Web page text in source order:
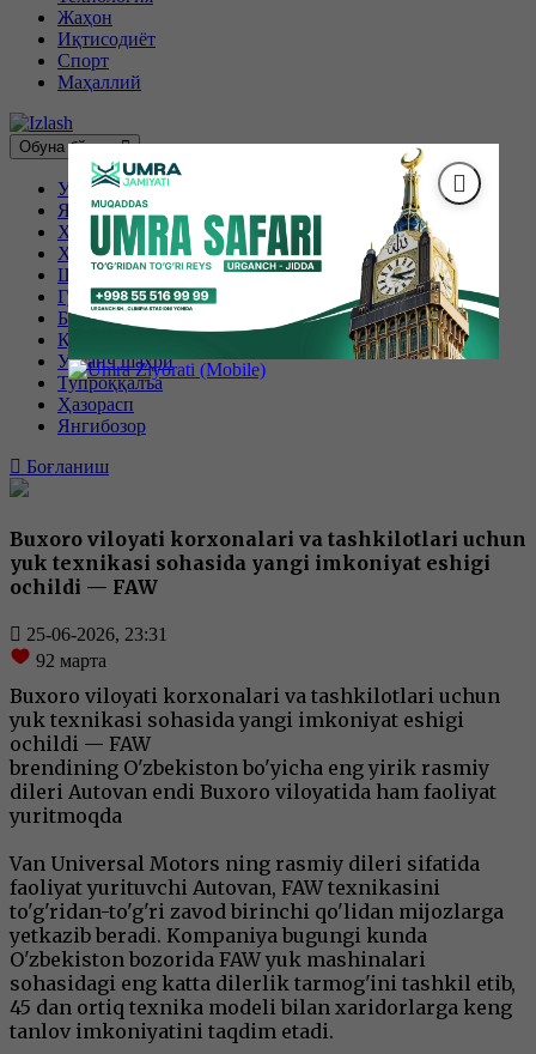
Жаҳон
Иқтисодиёт
Спорт
Маҳаллий
Обуна бўлиш
Урганч
Янгиариқ
Хива
Хонқа
Шовот
Гурлан
Боғот
Қўшкўпир
Урганч шаҳри
Тупроққалъа
Ҳазорасп
Янгибозор
Боғланиш
Buxoro viloyati korxonalari va tashkilotlari uchun
yuk texnikasi sohasida yangi imkoniyat eshigi
ochildi — FAW
25-06-2026, 23:31
92 марта
Buxoro viloyati korxonalari va tashkilotlari uchun
yuk texnikasi sohasida yangi imkoniyat eshigi
ochildi — FAW
brendining O'zbekiston bo'yicha eng yirik rasmiy
dileri Autovan endi Buxoro viloyatida ham faoliyat
yuritmoqda
Van Universal Motors ning rasmiy dileri sifatida
faoliyat yurituvchi Autovan, FAW texnikasini
to'g'ridan-to'g'ri zavod birinchi qo'lidan mijozlarga
yetkazib beradi. Kompaniya bugungi kunda
O'zbekiston bozorida FAW yuk mashinalari
sohasidagi eng katta dilerlik tarmog'ini tashkil etib,
45 dan ortiq texnika modeli bilan xaridorlarga keng
tanlov imkoniyatini taqdim etadi.